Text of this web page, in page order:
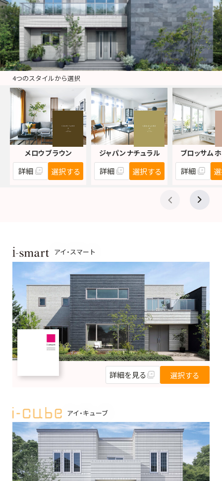
4つのスタイルから選択
メロウ ブラウン
詳細 選択する
ジャパン ナチュラル
詳細 選択する
ブロッサム
詳細
アイ・スマート
詳細を見る 選択する
アイ・キューブ